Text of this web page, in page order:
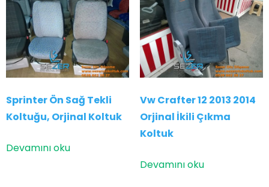
Sprinter Ön Sağ Tekli
Koltuğu, Orjinal Koltuk
Devamını oku
Vw Crafter 12 2013 2014
Orjinal İkili Çıkma
Koltuk
Devamını oku